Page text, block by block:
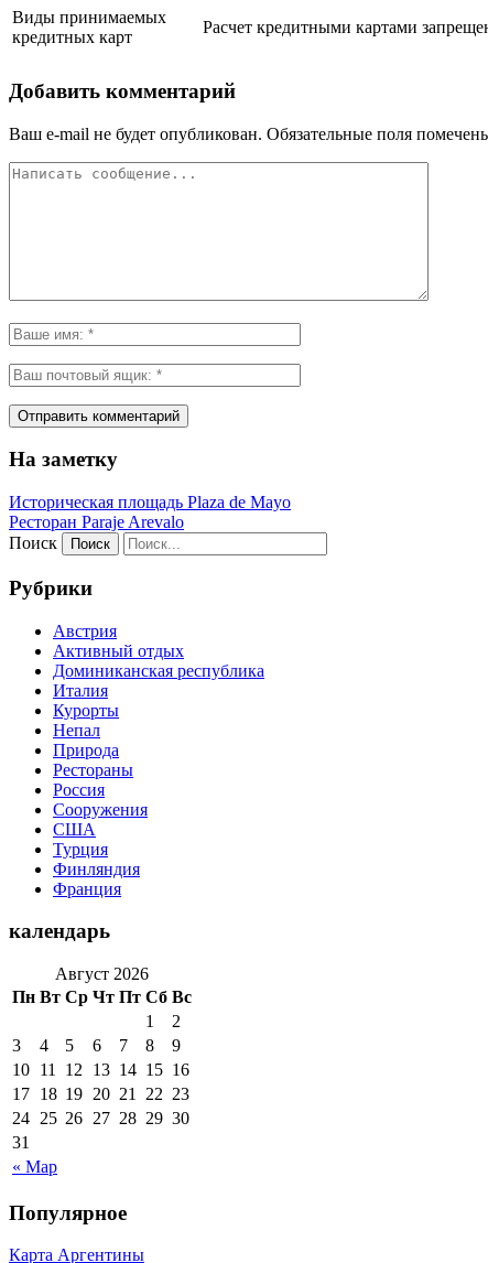
Виды принимаемых
кредитных карт
Расчет кредитными картами
Добавить комментарий
Ваш e-mail не будет опубликован. Обязательные поля
На заметку
Историческая площадь Plaza de Mayo
Ресторан Paraje Arevalo
Поиск
Рубрики
Австрия
Активный отдых
Доминиканская республика
Италия
Курорты
Непал
Природа
Рестораны
Россия
Сооружения
США
Турция
Финляндия
Франция
календарь
Август 2026
Пн Вт Ср Чт Пт Сб Вс
« Мар
1
2
3
4 5 6 7 8
9
10 11 12 13 14 15 16
17 18 19 20 21 22 23
24 25 26 27 28 29 30
31
Популярное
Карта Аргентины